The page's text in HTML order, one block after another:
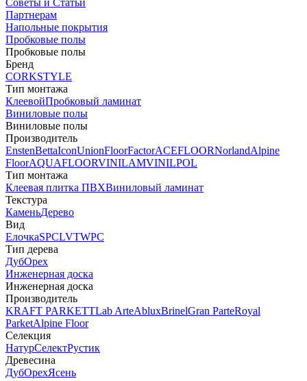
Советы и Статьи
Партнерам
Напольные покрытия
Пробковые полы
Пробковые полы
Бренд
CORKSTYLE
Тип монтажа
КлеевойПробковый ламинат
Виниловые полы
Виниловые полы
Производитель
EnstenBettaIconUnionFloorFactorACEFLOORNorlandAlpine
FloorAQUAFLOORVINILAMVINILPOL
Тип монтажа
Клеевая плитка ПВХВиниловый ламинат
Текстура
КаменьДерево
Вид
ЕлочкаSPCLVTWPC
Тип дерева
ДубОрех
Инженерная доска
Инженерная доска
Производитель
KRAFT PARKETTLab ArteAbluxBrinelGran ParteRoyal
ParketAlpine Floor
Селекция
НатурСелектРустик
Древесина
ДубОрехЯсень